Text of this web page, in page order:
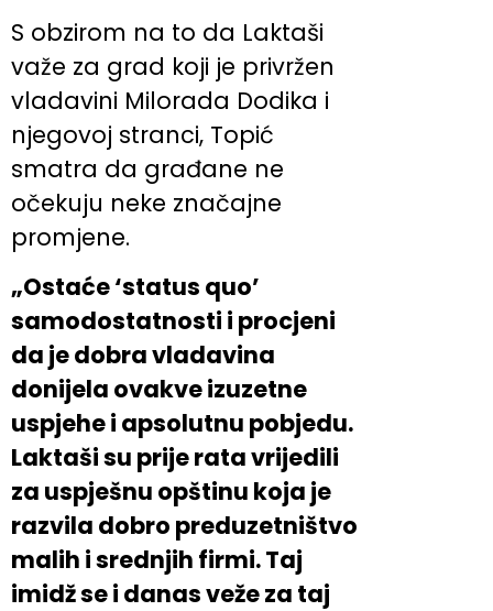
S obzirom na to da Laktaši
važe za grad koji je privržen
vladavini Milorada Dodika i
njegovoj stranci, Topić
smatra da građane ne
očekuju neke značajne
promjene.
„Ostaće ‘status quo’
samodostatnosti i procjeni
da je dobra vladavina
donijela ovakve izuzetne
uspjehe i apsolutnu pobjedu.
Laktaši su prije rata vrijedili
za uspješnu opštinu koja je
razvila dobro preduzetništvo
malih i srednjih firmi. Taj
imidž se i danas veže za taj